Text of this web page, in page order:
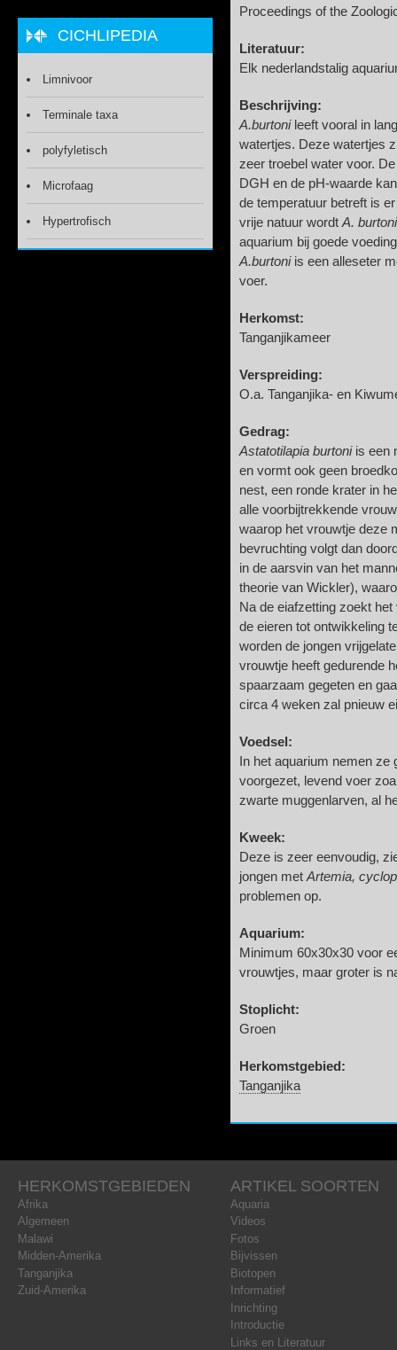
Proceedings of the
Literatuur:
Elk nederlandstalig
Beschrijving:
A.burtonileeft vooral in
watertjes. Deze watertjes
zeer troebel water voor.
DGH en de pH-waarde
de temperatuur betreft is
vrije natuur wordt A.
aquarium bij goede
A.burtoniis een alleseter
voer.
Herkomst:
Tanganjikameer
Verspreiding:
O.a. Tanganjika- en
Gedrag:
Astatotilapia burtoniis een
en vormt ook geen
nest, een ronde krater in
alle voorbijtrekkende
waarop het vrouwtje deze
bevruchting volgt dan
in de aarsvin van het
theorie van Wickler),
Na de eiafzetting zoekt
de eieren tot ontwikkeling
worden de jongen
vrouwtje heeft gedurende
spaarzaam gegeten en
circa 4 weken zal pnieuw
Voedsel:
In het aquarium nemen
voorgezet, levend voer
zwarte muggenlarven, al
Kweek:
Deze is zeer eenvoudig,
jongen met Artemia,
problemen op.
Aquarium:
Minimum 60x30x30 voor
vrouwtjes, maar groter is
Stoplicht:
Groen
Herkomstgebied:
Tanganjika
CICHLIPEDIA
Limnivoor
Terminale taxa
polyfyletisch
Microfaag
Hypertrofisch
HERKOMSTGEBIEDEN
Afrika
Algemeen
Malawi
Midden-Amerika
Tanganjika
Zuid-Amerika
ARTIKEL SOORTEN
Aquaria
Videos
Fotos
Bijvissen
Biotopen
Informatief
Inrichting
Introductie
Links en Literatuur